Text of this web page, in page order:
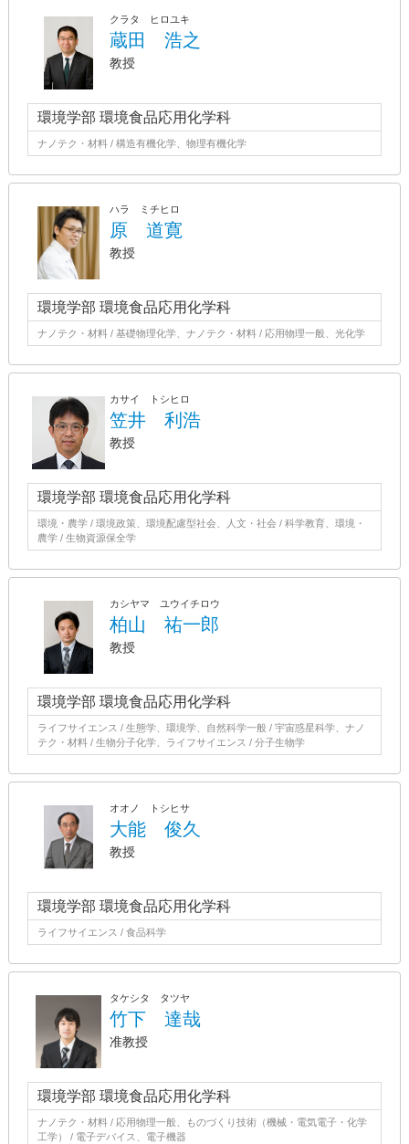
クラタ ヒロユキ
蔵田 浩之
教授
環境学部 環境食品応用化学科
ナノテク・材料 / 構造有機化学、物理有機化学
ハラ ミチヒロ
原 道寛
教授
環境学部 環境食品応用化学科
ナノテク・材料 / 基礎物理化学、ナノテク・材料 / 応用物理一般、光化学
カサイ トシヒロ
笠井 利浩
教授
環境学部 環境食品応用化学科
環境・農学 / 環境政策、環境配慮型社会、人文・社会 / 科学教育、環境・
農学 / 生物資源保全学
カシヤマ ユウイチロウ
柏山 祐一郎
教授
環境学部 環境食品応用化学科
ライフサイエンス / 生態学、環境学、自然科学一般 / 宇宙惑星科学、ナノ
テク・材料 / 生物分子化学、ライフサイエンス / 分子生物学
オオノ トシヒサ
大能 俊久
教授
環境学部 環境食品応用化学科
ライフサイエンス / 食品科学
タケシタ タツヤ
竹下 達哉
准教授
環境学部 環境食品応用化学科
ナノテク・材料 / 応用物理一般、ものづくり技術（機械・電気電子・化学
工学） / 電子デバイス、電子機器